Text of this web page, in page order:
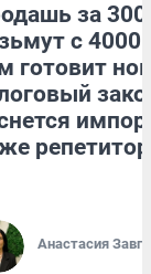
за
с
готовит
Анастасия